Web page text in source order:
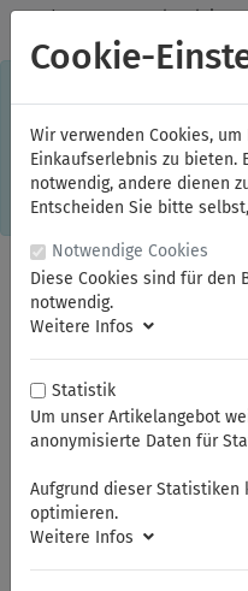
✓Jeden Monat starke
Kostenlose Lieferung im
Einkaufserlebnis. Dabei
Informationen oder die
gespeichert. Ohne Cookies
Online-Shops
einverstanden, klicken Sie
Steckschlüssel-Sortiment
Cookie-
Wir verwenden Cookies,
Einkaufserlebnis zu bieten.
notwendig, andere dienen
Entscheiden Sie bitte
Notwendige Cookies
Diese Cookies sind für den
notwendig.
Weitere Infos
Statistik
Um unser Artikelangebot
anonymisierte Daten für
Aufgrund dieser Statistiken
optimieren.
Weitere Infos